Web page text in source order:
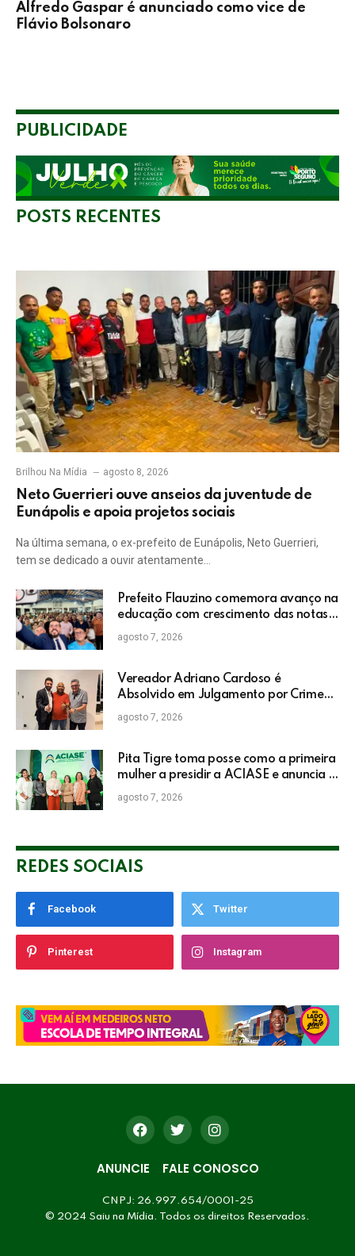
Alfredo Gaspar é anunciado como vice de
Flávio Bolsonaro
PUBLICIDADE
POSTS RECENTES
Brilhou Na Mídia agosto 8, 2026
Neto Guerrieri ouve anseios da juventude de
Eunápolis e apoia projetos sociais
Na última semana, o ex-prefeito de Eunápolis, Neto Guerrieri,
tem se dedicado a ouvir atentamente…
Prefeito Flauzino comemora avanço na
educação com crescimento das notas
do IDEB da rede pública de Itabela
agosto 7, 2026
Vereador Adriano Cardoso é
Absolvido em Julgamento por Crime
Eleitoral no TRE
agosto 7, 2026
Pita Tigre toma posse como a primeira
mulher a presidir a ACIASE e anuncia a
retomada do Prêmio Destaque
Empresarial
agosto 7, 2026
REDES SOCIAIS
Facebook Twitter
Pinterest Instagram
ANUNCIE FALE CONOSCO
CNPJ: 26.997.654/0001-25
© 2024 Saiu na Mídia. Todos os direitos Reservados.